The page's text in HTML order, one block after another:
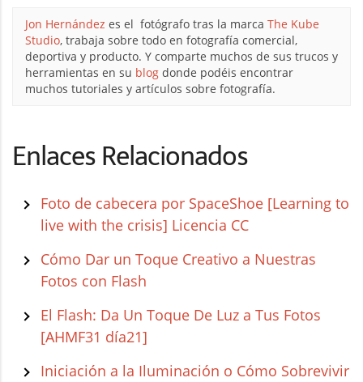
Jon Hernández es el fotógrafo tras la marca The Kube
Studio, trabaja sobre todo en fotografía comercial,
deportiva y producto. Y comparte muchos de sus trucos y
herramientas en su blog donde podéis encontrar
muchos tutoriales y artículos sobre fotografía.
Enlaces Relacionados
Foto de cabecera por SpaceShoe [Learning to
live with the crisis] Licencia CC
Cómo Dar un Toque Creativo a Nuestras
Fotos con Flash
El Flash: Da Un Toque De Luz a Tus Fotos
[AHMF31 día21]
Iniciación a la Iluminación o Cómo Sobrevivir